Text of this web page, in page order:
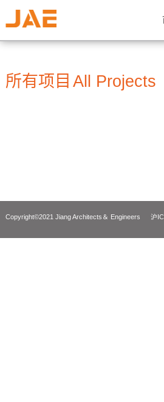
所有项目 All Projects
Copyright©2021 Jiang Architects＆ Engineers